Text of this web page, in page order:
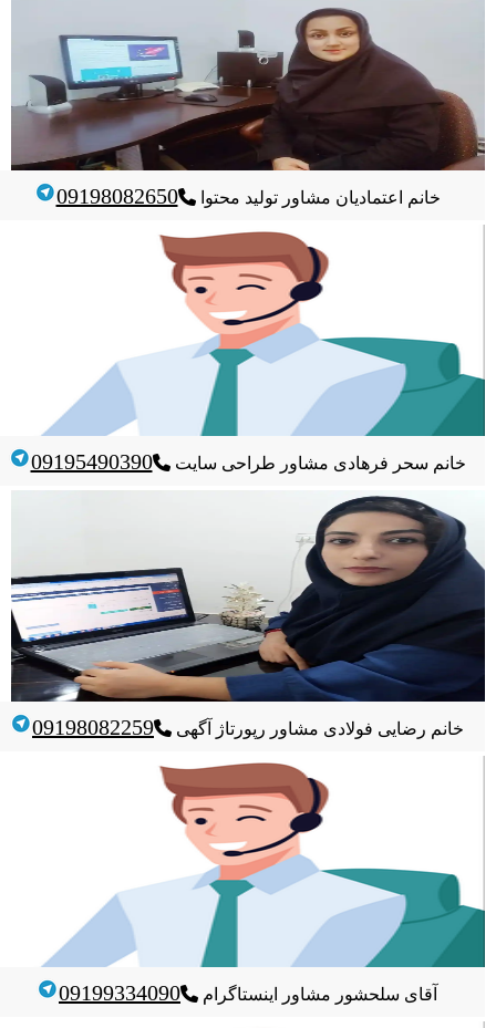
خانم اعتمادیان مشاور تولید محتوا 09198082650
خانم سحر فرهادی مشاور طراحی سایت 09195490390
خانم رضایی فولادی مشاور رپورتاژ آگهی 09198082259
آقای سلحشور مشاور اینستاگرام 09199334090